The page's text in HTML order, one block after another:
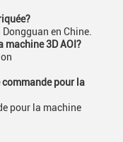
en Chine.
machine 3D AOI?
pour la
pour la machine